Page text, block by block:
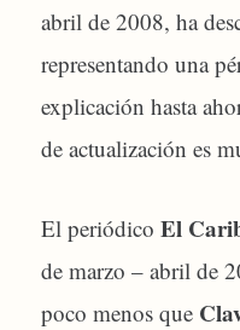
abril de 2008, ha
representando una
explicación hasta
de actualización es
El periódicoEl
de marzo – abril de
poco menos que